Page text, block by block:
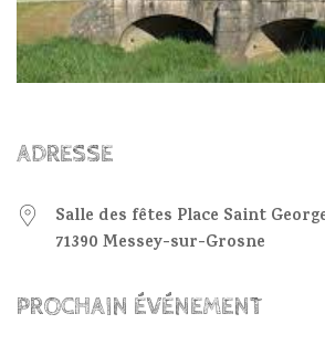
ADRESSE
Salle des fêtes Place Saint
71390 Messey-sur-Grosne
PROCHAIN ÉVÉNEMENT